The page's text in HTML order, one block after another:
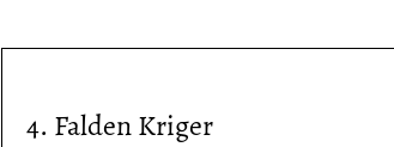
4. Falden Kriger